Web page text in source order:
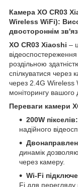
Камера XO CR03
Wireless WiFi):
двостороннім
XO CR03 Xiaoshi –
роздільною
спілкуватися через
через 2.4G Wireless
моніторингу вашого
Переваги камери
200W пікселів:
надійного
динамік
через камеру.
Wi-Fi
Fi для перегляду